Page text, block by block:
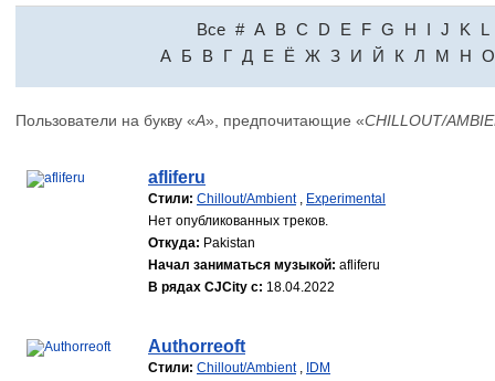
Все # A B C D E F G H I J K
L
A Б В Г Д Е Ё Ж З И Й К Л М Н О
Пользователи на букву «A», предпочитающие «CHILLOUT/
afliferu
Стили: Chillout/Ambient, Experimental
Нет опубликованных треков.
Откуда: Pakistan
Начал заниматься музыкой: afliferu
В рядах CJCity с: 18.04.2022
Authorreoft
Стили: Chillout/Ambient, IDM